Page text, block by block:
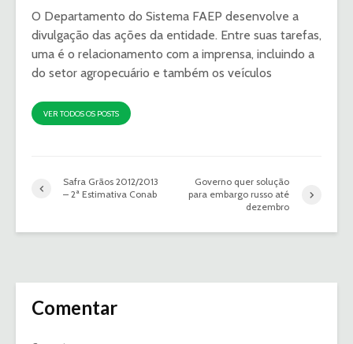
O Departamento do Sistema FAEP desenvolve a
divulgação das ações da entidade. Entre suas tarefas,
uma é o relacionamento com a imprensa, incluindo a
do setor agropecuário e também os veículos
VER TODOS OS POSTS
Safra Grãos 2012/2013
– 2ª Estimativa Conab
Governo quer solução
para embargo russo até
dezembro
Comentar